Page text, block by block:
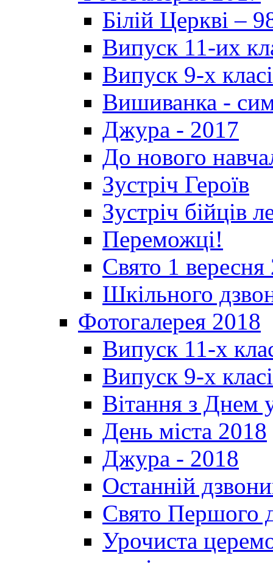
Білій Церкві –
Випуск 11-их
Випуск 9-х
Вишиванка -
Джура - 2017
До нового
Зустріч Героїв
Зустріч бійців
Переможці!
Свято 1 вересня
Шкільного
Фотогалерея 2018
Випуск 11-х
Випуск 9-х
Вітання з Днем
День міста 2018
Джура - 2018
Останній
Свято Першого
Урочиста